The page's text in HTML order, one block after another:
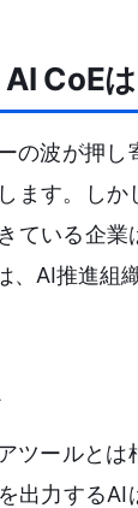
CoE
の波が押
ます。し
ている企
、AI推進
ツールと
出力する